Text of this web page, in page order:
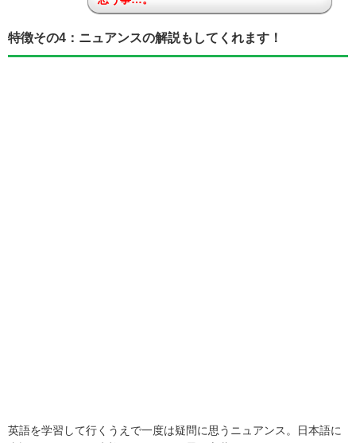
特徴その4：ニュアンスの解説もしてくれます！
英語を学習して行くうえで一度は疑問に思うニュアンス。日本語に